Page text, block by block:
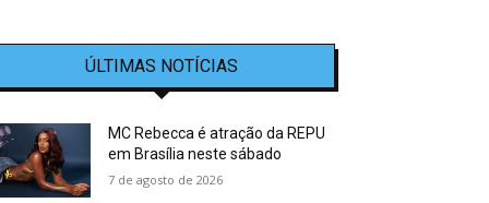
ÚLTIMAS NOTÍCIAS
MC Rebecca é atração da REPU
em Brasília neste sábado
7 de agosto de 2026